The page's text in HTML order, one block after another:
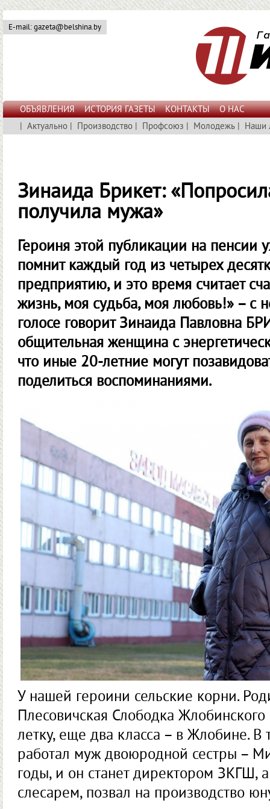
E-mail: gazeta@belshina.by
ОБЪЯВЛЕНИЯ ИСТОРИЯ ГАЗЕТЫ КОНТАКТЫ
О НАС
| Актуально | Производство | Профсоюз | Молодежь | Наши
Зинаида Брикет:
получила мужа»
Героиня этой публикации на пенсии
помнит каждый год из четырех
предприятию, и это время считает
жизнь, моя судьба, моя любовь!» – с
голосе говорит Зинаида Павловна
общительная женщина с
что иные 20-летние могут
поделиться воспоминаниями.
У нашей героини сельские корни.
Плесовичская Слободка
летку, еще два класса – в Жлобине.
работал муж двоюродной сестры –
годы, и он станет директором ЗКГШ,
слесарем, позвал на производство